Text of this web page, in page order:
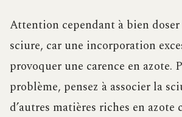
Attention cependant à bien doser
sciure, car une incorporation
provoquer une carence en azote.
problème, pensez à associer la
d’autres matières riches en